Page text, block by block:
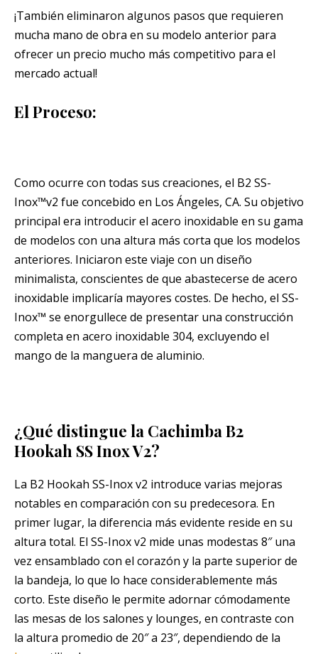
¡También eliminaron algunos pasos que requieren
mucha mano de obra en su modelo anterior para
ofrecer un precio mucho más competitivo para el
mercado actual!
El Proceso:
Como ocurre con todas sus creaciones, el B2 SS-
Inox™v2 fue concebido en Los Ángeles, CA. Su objetivo
principal era introducir el acero inoxidable en su gama
de modelos con una altura más corta que los modelos
anteriores. Iniciaron este viaje con un diseño
minimalista, conscientes de que abastecerse de acero
inoxidable implicaría mayores costes. De hecho, el SS-
Inox™ se enorgullece de presentar una construcción
completa en acero inoxidable 304, excluyendo el
mango de la manguera de aluminio.
¿Qué distingue la Cachimba B2
Hookah SS Inox V2?
La B2 Hookah SS-Inox v2 introduce varias mejoras
notables en comparación con su predecesora. En
primer lugar, la diferencia más evidente reside en su
altura total. El SS-Inox v2 mide unas modestas 8″ una
vez ensamblado con el corazón y la parte superior de
la bandeja, lo que lo hace considerablemente más
corto. Este diseño le permite adornar cómodamente
las mesas de los salones y lounges, en contraste con
la altura promedio de 20″ a 23″, dependiendo de la